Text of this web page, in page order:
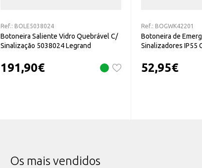
Ref.: BOLE5038024
Botoneira Saliente Vidro Quebrável C/
Sinalização 5038024 Legrand
191,90€
Ref.: BOGWK42201
Botoneira de
Sinalizadores IP55
52,95€
Os mais vendidos